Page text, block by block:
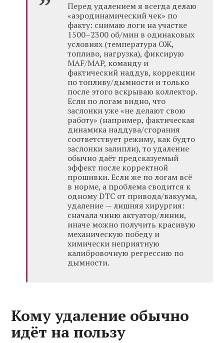
Перед удалением я всегда делаю
«аэродинамический чек» по
факту: снимаю логи на участке
1500–2300 об/мин в одинаковых
условиях (температура ОЖ,
топливо, нагрузка), фиксирую
MAF/MAP, команду и
фактический наддув, коррекции
по топливу/дымности и только
после этого вскрываю коллектор.
Если по логам видно, что
заслонки уже «не делают свою
работу» (например, фактическая
динамика наддува/сгорания
соответствует режиму, как будто
заслонки залипли), то удаление
обычно даёт предсказуемый
эффект после корректной
прошивки. Если же по логам всё
в норме, а проблема сводится к
одному DTC от привода/вакуума,
удаление — лишняя хирургия:
сначала чиню актуатор/линии,
иначе можно получить красивую
механическую победу и
химически неприятную
калибровочную регрессию по
дымности.
Кому удаление обычно
идёт на пользу